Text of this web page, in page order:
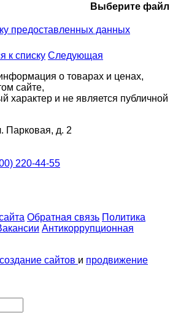
Выберите файл
предоставленных данных
к списку Следующая
о товарах и ценах,
сайте,
характер и не является публичной
Парковая, д. 2
220-44-55
Обратная связь Политика
Антикоррупционная
сайтов и продвижение